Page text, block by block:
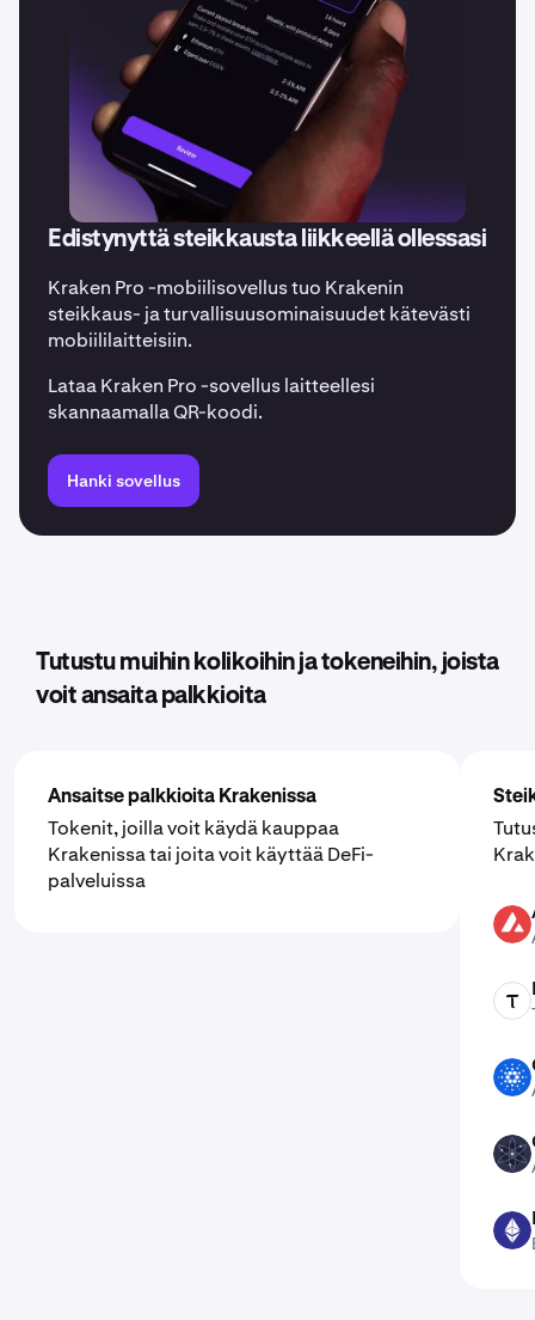
Edistynyttä steikkausta liikkeellä ollessasi
Kraken Pro -mobiilisovellus tuo Krakenin
steikkaus- ja turvallisuusominaisuudet kätevästi
mobiililaitteisiin.
Lataa Kraken Pro -sovellus laitteellesi
skannaamalla QR-koodi.
Hanki sovellus
Tutustu muihin kolikoihin ja tokeneihin, joista
voit ansaita palkkioita
Ansaitse palkkioita Krakenissa
Tokenit, joilla voit käydä kauppaa
Krakenissa tai joita voit käyttää DeFi-
palveluissa
AVAX
TAO
ADA
ATOM
ETH